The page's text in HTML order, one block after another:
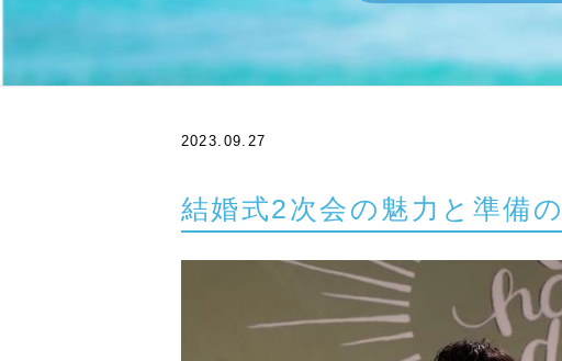
2023.09.27
結婚式2次会の魅力と準備